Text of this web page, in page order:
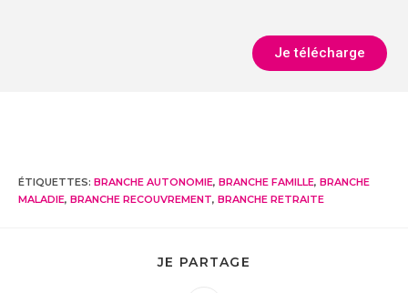
Je télécharge
ÉTIQUETTES: BRANCHE AUTONOMIE, BRANCHE FAMILLE, BRANCHE
MALADIE, BRANCHE RECOUVREMENT, BRANCHE RETRAITE
JE PARTAGE